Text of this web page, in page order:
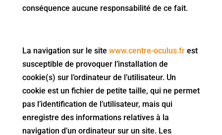
conséquence aucune responsabilité de ce fait.
La navigation sur le site www.centre-oculus.frest
susceptible de provoquer l’installation de
cookie(s) sur l’ordinateur de l’utilisateur. Un
cookie est un fichier de petite taille, qui ne permet
pas l’identification de l’utilisateur, mais qui
enregistre des informations relatives à la
navigation d’un ordinateur sur un site. Les